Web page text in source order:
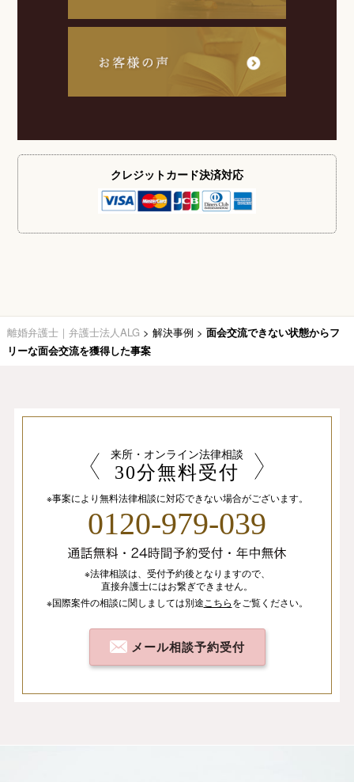
クレジットカード決済対応
離婚弁護士｜弁護士法人ALG > 解決事例 > 面会交流できない状態からフ
リーな面会交流を獲得した事案
来所・オンライン法律相談
30分無料受付
※事案により無料法律相談に対応できない場合がございます。
0120-979-039
※法律相談は、 受付予約後となりますので、
直接弁護士にはお繋ぎできません。
※国際案件の相談に関しましては別途 こちらをご覧ください。
メール相談予約受付